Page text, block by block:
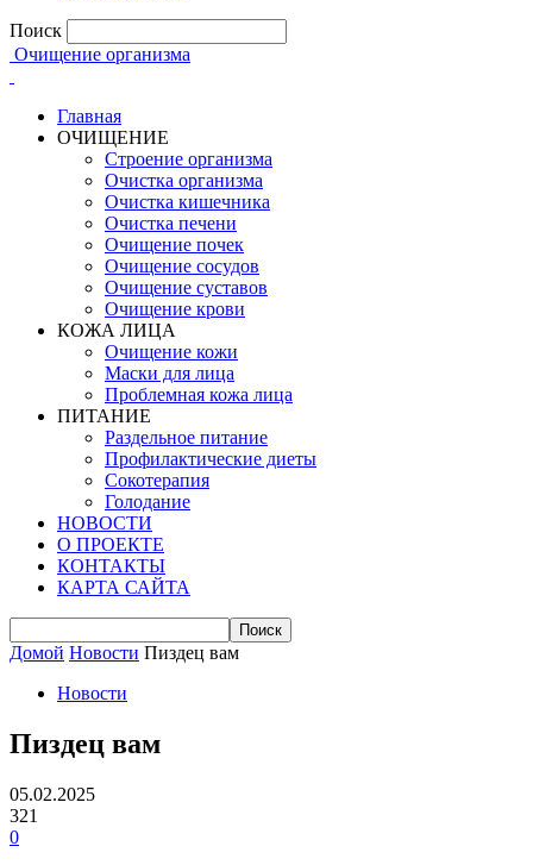
Поиск
Очищение организма
Главная
ОЧИЩЕНИЕ
Строение организма
Очистка организма
Очистка кишечника
Очистка печени
Очищение почек
Очищение сосудов
Очищение суставов
Очищение крови
КОЖА ЛИЦА
Очищение кожи
Маски для лица
Проблемная кожа лица
ПИТАНИЕ
Раздельное питание
Профилактические диеты
Сокотерапия
Голодание
НОВОСТИ
О ПРОЕКТЕ
КОНТАКТЫ
КАРТА САЙТА
Домой Новости Пиздец вам
Новости
Пиздец вам
05.02.2025
321
0